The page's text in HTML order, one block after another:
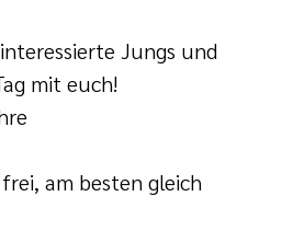
Jungs und
mit euch!
am besten gleich